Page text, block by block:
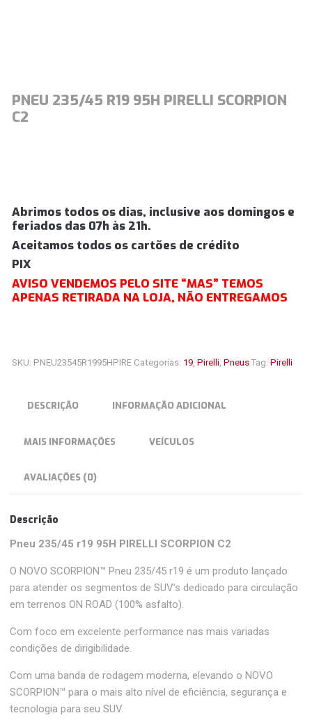
PNEU 235/45 R19 95H PIRELLI SCORPION
C2
Abrimos todos os dias, inclusive aos domingos e
feriados das 07h às 21h.
Aceitamos todos os cartões de crédito
PIX
AVISO VENDEMOS PELO SITE “MAS” TEMOS
APENAS RETIRADA NA LOJA, NÃO ENTREGAMOS
SKU: PNEU23545R1995HPIRE Categorias: 19, Pirelli, Pneus Tag: Pirelli
DESCRIÇÃO INFORMAÇÃO ADICIONAL
MAIS INFORMAÇÕES VEÍCULOS
AVALIAÇÕES (0)
Descrição
Pneu 235/45 r19 95H PIRELLI SCORPION C2
O NOVO SCORPION™ Pneu 235/45 r19 é um produto lançado
para atender os segmentos de SUV’s dedicado para circulação
em terrenos ON ROAD (100% asfalto).
Com foco em excelente performance nas mais variadas
condições de dirigibilidade.
Com uma banda de rodagem moderna, elevando o NOVO
SCORPION™ para o mais alto nível de eficiência, segurança e
tecnologia para seu SUV.